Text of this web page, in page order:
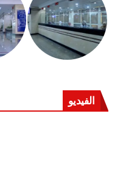
الفيديو